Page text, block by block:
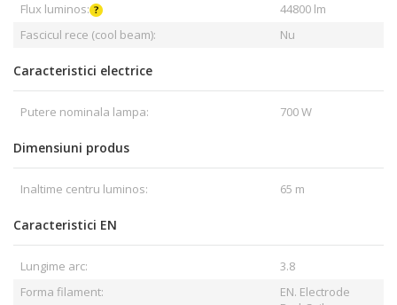
Flux luminos:
44800 lm
Fascicul rece (cool beam):
Nu
Caracteristici electrice
Putere nominala lampa: 700 W
Dimensiuni produs
Inaltime centru luminos: 65 m
Caracteristici EN
Lungime arc:
3.8
Forma filament:
EN. Electrode